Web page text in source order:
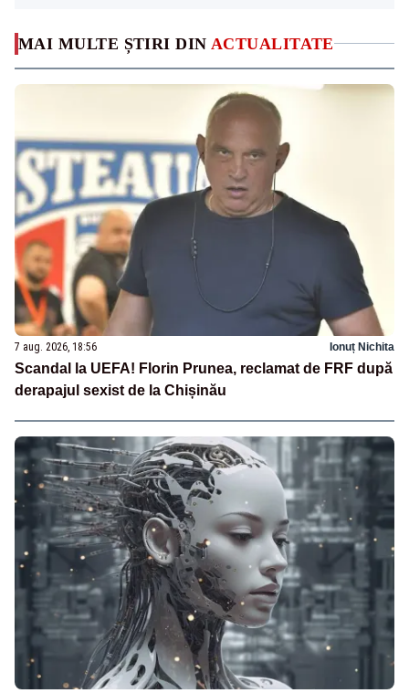
MAI MULTE ȘTIRI DIN ACTUALITATE
7 aug. 2026, 18:56 Ionuț Nichita
Scandal la UEFA! Florin Prunea, reclamat de FRF după
derapajul sexist de la Chișinău